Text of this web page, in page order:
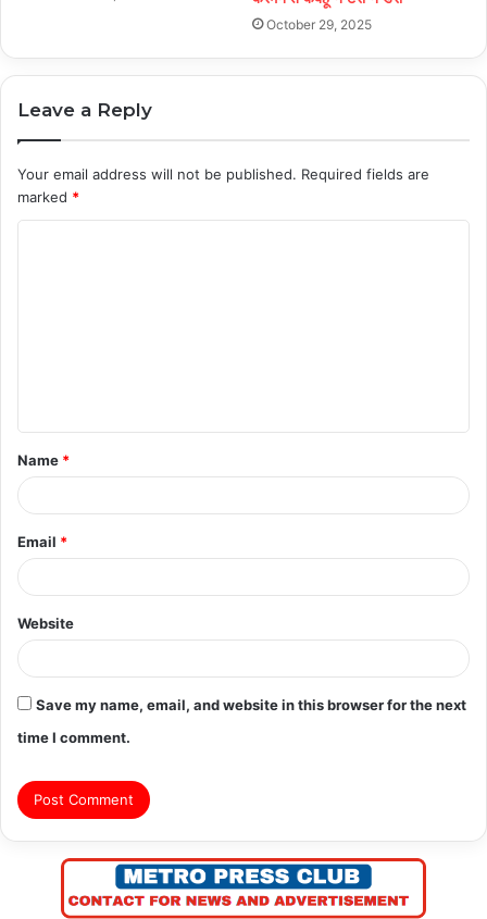
October 29, 2025
Leave a Reply
Your email address will not be published. Required fields are
marked *
t
*
Name *
Email *
Website
Save my name, email, and website in this browser for the next
time I comment.